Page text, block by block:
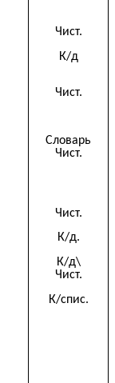
Чист.
К/д
Чист.
Словарь
Чист.
Чист.
К/д.
К/д\
Чист.
К/спис.